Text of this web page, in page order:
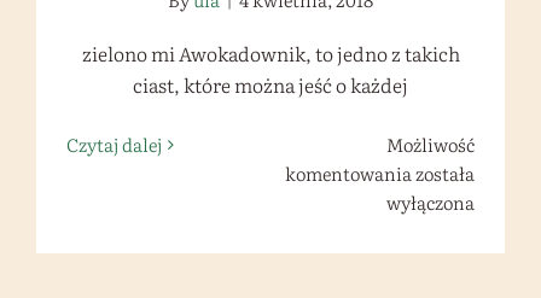
zielono mi Awokadownik, to jedno z takich
ciast, które można jeść o każdej
Czytaj dalej
Możliwość
komentowaniaSernik
na
z
została
wyłączona